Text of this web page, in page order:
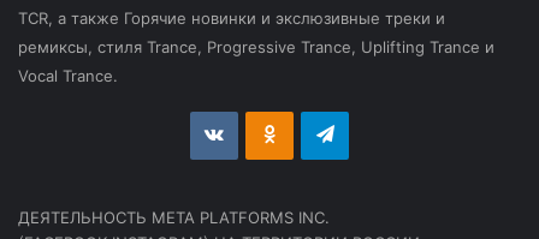
TCR, а также Горячие новинки и экслюзивные треки и
ремиксы, стиля Trance, Progressive Trance, Uplifting Trance и
Vocal Trance.
vk.com Odnoklassniki
Telegram
ДЕЯТЕЛЬНОСТЬ МЕТА PLATFORMS INC.